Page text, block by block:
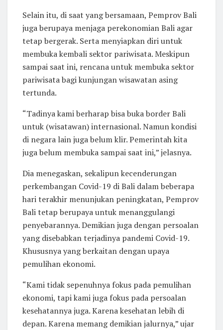
Selain itu, di saat yang bersamaan, Pemprov Bali
juga berupaya menjaga perekonomian Bali agar
tetap bergerak. Serta menyiapkan diri untuk
membuka kembali sektor pariwisata. Meskipun
sampai saat ini, rencana untuk membuka sektor
pariwisata bagi kunjungan wisawatan asing
tertunda.
“Tadinya kami berharap bisa buka border Bali
untuk (wisatawan) internasional. Namun kondisi
di negara lain juga belum klir. Pemerintah kita
juga belum membuka sampai saat ini,” jelasnya.
Dia menegaskan, sekalipun kecenderungan
perkembangan Covid-19 di Bali dalam beberapa
hari terakhir menunjukan peningkatan, Pemprov
Bali tetap berupaya untuk menanggulangi
penyebarannya. Demikian juga dengan persoalan
yang disebabkan terjadinya pandemi Covid-19.
Khususnya yang berkaitan dengan upaya
pemulihan ekonomi.
“Kami tidak sepenuhnya fokus pada pemulihan
ekonomi, tapi kami juga fokus pada persoalan
kesehatannya juga. Karena kesehatan lebih di
depan. Karena memang demikian jalurnya,” ujar